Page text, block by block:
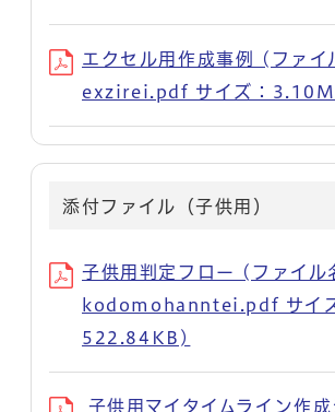
エクセル用作成事例 (ファイ
exzirei.pdf サイズ：
添付ファイル（子供用）
子供用判定フロー (ファイル
kodomohanntei.pdf サイ
522.84KB)
子供用マイタイムライン作